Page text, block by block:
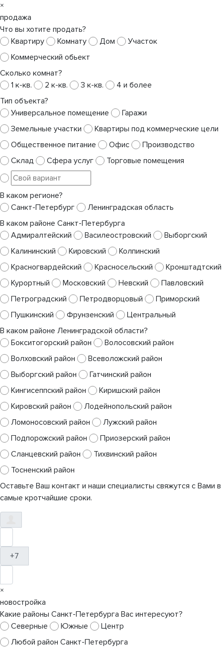
×
продажа
Что вы хотите продать?
Квартиру
Комнату Дом
Участок
Коммерческий обьект
Сколько комнат?
1 к-кв.
2 к-кв. 3 к-кв.
4 и более
Тип объекта?
Универсальное помещение
Гаражи
Земельные участки
Квартиры под коммерческие цели
Общественное питание
Офис
Производство
Склад
Сфера услуг Торговые помещения
В каком регионе?
Санкт-Петербург
Ленинградская область
В каком районе Санкт-Петербурга
Адмиралтейский
Василеостровский
Выборгский
Калининский
Кировский
Колпинский
Красногвардейский
Красносельский
Кронштадтский
Курортный
Московский Невский
Павловский
Петроградский
Петродворцовый
Приморский
Пушкинский
Фрунзенский
Центральный
В каком районе Ленинградской области?
Бокситогорский район
Волосовский район
Волховский район
Всеволожский район
Выборгский район
Гатчинский район
Кингисеппский район
Киришский район
Кировский район
Лодейнопольский район
Ломоносовский район
Лужский район
Подпорожский район
Приозерский район
Сланцевский район
Тихвинский район
Тосненский район
Оставьте Ваш контакт и наши специалисты свяжутся с Вами в
самые кротчайшие сроки.
+7
×
новостройка
Какие районы Санкт-Петербурга Вас интересуют?
Северные
Южные
Центр
Любой район Санкт-Петербурга